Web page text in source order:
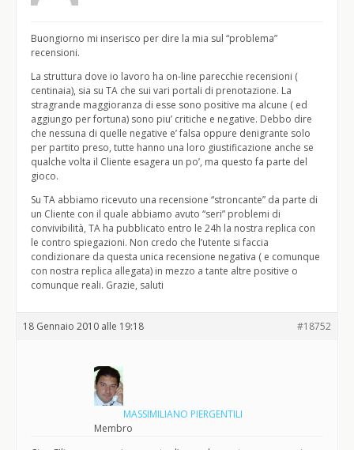
Buongiorno mi inserisco per dire la mia sul “problema”
recensioni.
La struttura dove io lavoro ha on-line parecchie recensioni (
centinaia), sia su TA che sui vari portali di prenotazione. La
stragrande maggioranza di esse sono positive ma alcune ( ed
aggiungo per fortuna) sono piu’ critiche e negative. Debbo dire
che nessuna di quelle negative e’ falsa oppure denigrante solo
per partito preso, tutte hanno una loro giustificazione anche se
qualche volta il Cliente esagera un po’, ma questo fa parte del
gioco.
Su TA abbiamo ricevuto una recensione “stroncante” da parte di
un Cliente con il quale abbiamo avuto “seri” problemi di
convivibilità, TA ha pubblicato entro le 24h la nostra replica con
le contro spiegazioni. Non credo che l’utente si faccia
condizionare da questa unica recensione negativa ( e comunque
con nostra replica allegata) in mezzo a tante altre positive o
comunque reali. Grazie, saluti
18 Gennaio 2010 alle 19:18 #18752
MASSIMILIANO PIERGENTILI
Membro